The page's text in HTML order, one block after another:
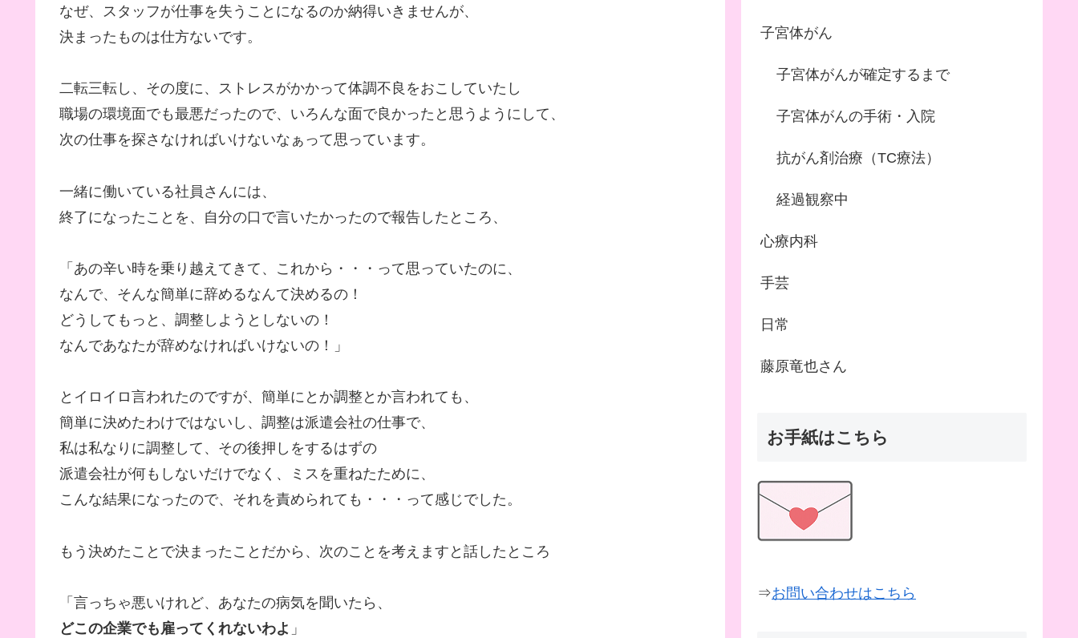
なぜ、スタッフが仕事を失うことになるのか納得いきませんが、
決まったものは仕方ないです。
二転三転し、その度に、ストレスがかかって体調不良をおこしていたし
職場の環境面でも最悪だったので、いろんな面で良かったと思うようにして、
次の仕事を探さなければいけないなぁって思っています。
一緒に働いている社員さんには、
終了になったことを、自分の口で言いたかったので報告したところ、
「あの辛い時を乗り越えてきて、これから・・・って思っていたのに、
なんで、そんな簡単に辞めるなんて決めるの！
どうしてもっと、調整しようとしないの！
なんであなたが辞めなければいけないの！」
とイロイロ言われたのですが、簡単にとか調整とか言われても、
簡単に決めたわけではないし、調整は派遣会社の仕事で、
私は私なりに調整して、その後押しをするはずの
派遣会社が何もしないだけでなく、ミスを重ねたために、
こんな結果になったので、それを責められても・・・って感じでした。
もう決めたことで決まったことだから、次のことを考えますと話したところ
「言っちゃ悪いけれど、あなたの病気を聞いたら、
どこの企業でも雇ってくれないわよ 」
子宮体がん
子宮体がんが確定するまで
子宮体がんの手術・入院
抗がん剤治療（TC療法）
経過観察中
心療内科
手芸
日常
藤原竜也さん
お手紙はこちら
⇒お問い合わせはこちら